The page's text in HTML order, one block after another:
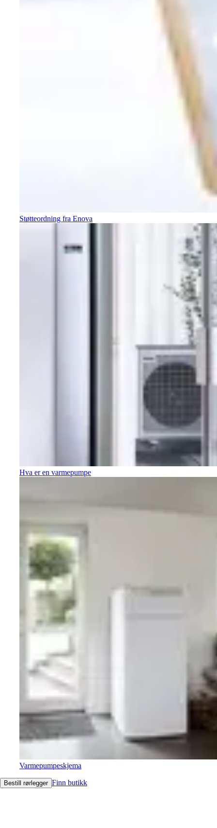
Støtteordning fra Enova
Hva er en varmepumpe
Varmepumpeskjema
Bestill rørlegger Finn butikk